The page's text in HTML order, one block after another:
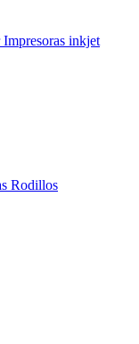
Impresoras inkjet
Rodillos